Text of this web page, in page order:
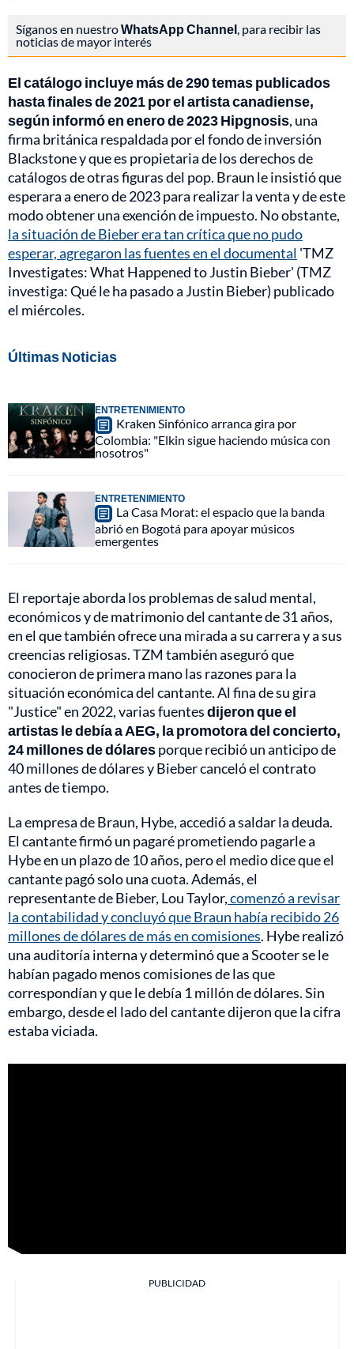
Síganos en nuestroWhatsApp Channel, para recibir las
noticias de mayor interés
El catálogo incluye más de 290 temas publicados
hasta finales de 2021 por el artista canadiense,
según informó en enero de 2023 Hipgnosis, una
firma británica respaldada por el fondo de inversión
Blackstone y que es propietaria de los derechos de
catálogos de otras figuras del pop. Braun le insistió que
esperara a enero de 2023 para realizar la venta y de este
modo obtener una exención de impuesto. No obstante,
la situación de Bieber era tan crítica que no pudo
esperar, agregaron las fuentes en el documental 'TMZ
Investigates: What Happened to Justin Bieber' (TMZ
investiga: Qué le ha pasado a Justin Bieber) publicado
el miércoles.
Últimas Noticias
ENTRETENIMIENTO
Kraken Sinfónico arranca gira por
Colombia: "Elkin sigue haciendo música con
nosotros"
ENTRETENIMIENTO
La Casa Morat: el espacio que la banda
abrió en Bogotá para apoyar músicos
emergentes
El reportaje aborda los problemas de salud mental,
económicos y de matrimonio del cantante de 31 años,
en el que también ofrece una mirada a su carrera y a sus
creencias religiosas. TZM también aseguró que
conocieron de primera mano las razones para la
situación económica del cantante. Al fina de su gira
"Justice" en 2022, varias fuentesdijeron que el
artistas le debía a AEG, la promotora del concierto,
24 millones de dólaresporque recibió un anticipo de
40 millones de dólares y Bieber canceló el contrato
antes de tiempo.
La empresa de Braun, Hybe, accedió a saldar la deuda.
El cantante firmó un pagaré prometiendo pagarle a
Hybe en un plazo de 10 años, pero el medio dice que el
cantante pagó solo una cuota. Además, el
representante de Bieber, Lou Taylor,comenzó a revisar
la contabilidad y concluyó que Braun había recibido 26
millones de dólares de más en comisiones. Hybe realizó
una auditoría interna y determinó que a Scooter se le
habían pagado menos comisiones de las que
correspondían y que le debía 1 millón de dólares. Sin
embargo, desde el lado del cantante dijeron que la cifra
estaba viciada.
PUBLICIDAD